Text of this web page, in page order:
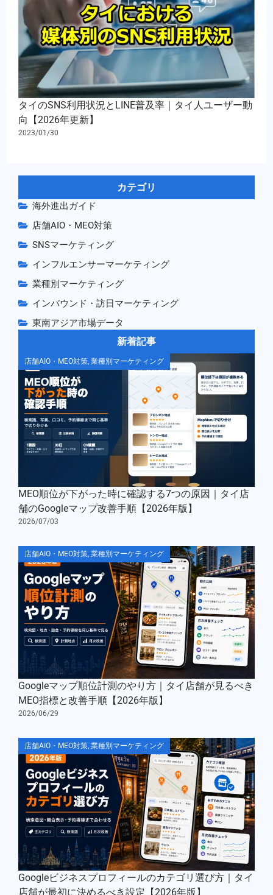
タイのSNS利用状況とLINE普及率｜タイ人ユーザー動
向【2026年更新】
2023/01/30
カテゴリ
海外進出ガイド
店舗AIO・MEO対策
SNSマーケティング
インフルエンサーマーケティング
業種別マーケティング
インバウンド・訪日マーケティング
東南アジア市場データ
新着記事
店舗AIO・MEO対策, 業種別マーケティング
MEO順位が下がった時に確認する7つの原因｜タイ店
舗のGoogleマップ改善手順【2026年版】
2026/07/03
店舗AIO・MEO対策 業種別マーケティング
Googleマップ順位計測のやり方｜タイ店舗が見るべき
MEO指標と改善手順【2026年版】
2026/06/29
店舗AIO・MEO対策, 業種別マーケティング
Googleビジネスプロフィールのカテゴリ選び方｜タイ
店舗が最初に決めるべき設定【2026年版】